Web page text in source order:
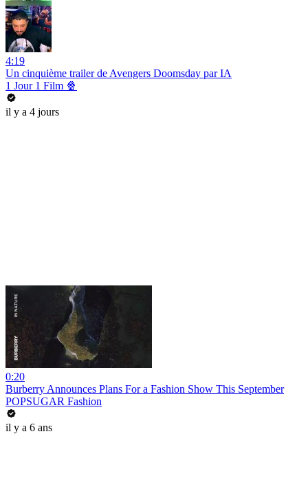
4:19
Un cinquième trailer de Avengers Doomsday par IA
1 Jour 1 Film 🍿
il y a 4 jours
0:20
Burberry Announces Plans For a Fashion Show This September
POPSUGAR Fashion
il y a 6 ans